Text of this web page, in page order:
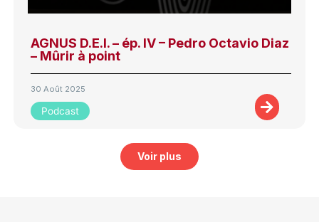
AGNUS D.E.I. – ép. IV – Pedro Octavio Diaz
– Mûrir à point
30 Août 2025
Podcast
Voir plus